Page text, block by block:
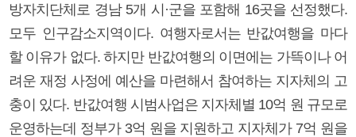
방자치단체로 경남 5개 시·군을 포함해 16곳을 선정했다.
모두 인구감소지역이다. 여행자로서는 반값여행을 마다
할 이유가 없다. 하지만 반값여행의 이면에는 가뜩이나 어
려운 재정 사정에 예산을 마련해서 참여하는 지자체의 고
충이 있다. 반값여행 시범사업은 지자체별 10억 원 규모로
운영하는데 정부가 3억 원을 지원하고 지자체가 7억 원을